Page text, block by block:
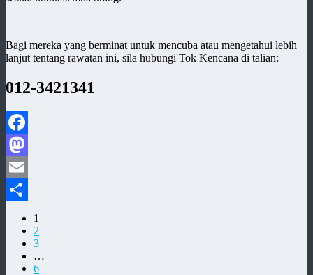
Bagi mereka yang berminat untuk mencuba atau mengetahui lebih
lanjut tentang rawatan ini, sila hubungi Tok Kencana di talian:
012-3421341
Facebook
Mastodon
Email
1
2
3
…
6